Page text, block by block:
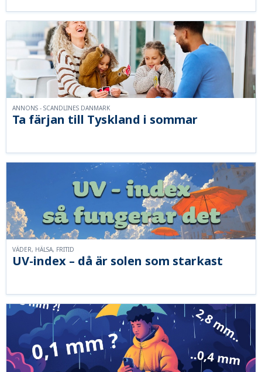
Ta färjan till Tyskland i sommar
ANNONS - SCANDLINES DANMARK
UV-index – då är solen som starkast
VÄDER, HÄLSA, FRITID